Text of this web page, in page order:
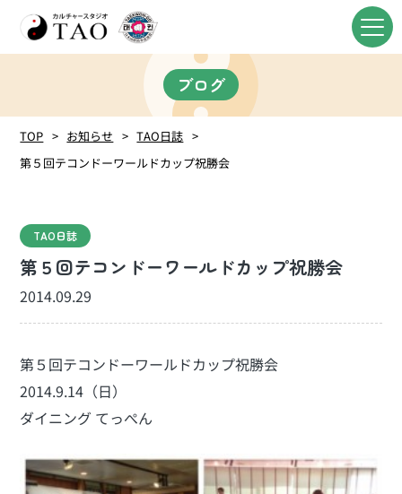
ブログ
TOP お知らせ
TAO日誌
第５回テコンドーワールドカップ祝勝会
TAO日誌
第５回テコンドーワールドカップ祝勝会
2014.09.29
第５回テコンドーワールドカップ祝勝会
2014.9.14（日）
ダイニング てっぺん